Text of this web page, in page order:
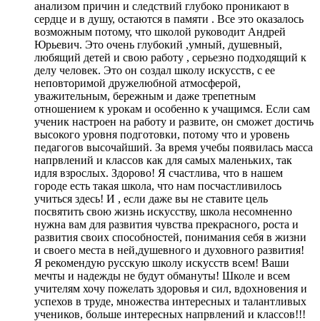
анализом причин и следствий глубоко проникают в
сердце и в душу, остаются в памяти . Все это оказалось
возможным потому, что школой руководит Андрей
Юрьевич. Это очень глубокий ,умный, душевный,
любящий детей и свою работу , серьезно подходящий к
делу человек. Это он создал школу искусств, с ее
неповторимой дружелюбной атмосферой,
уважительным, бережным и даже трепетным
отношением к урокам и особенно к учащимся. Если сам
ученик настроен на работу и развите, он сможет достичь
высокого уровня подготовки, потому что и уровень
педагогов высочайший. За время учебы появилась масса
напрвлений и классов как для самых маленьких, так
идля взрослых. Здорово! Я счастлива, что в нашем
городе есть такая школа, что нам посчастливилось
учиться здесь! И , если даже вы не ставите цель
посвятить свою жизнь искусству, школа несомненно
нужна вам для развития чувства прекрасного, роста и
развития своих способностей, понимания себя в жизни
и своего места в ней,душевного и духовного развития!
Я рекомендую русскую школу искусств всем! Ваши
мечты и надежды не будут обмануты! Школе и всем
учителям хочу пожелать здоровья и сил, вдохновения и
успехов в труде, множества интересных и талантливых
учеников, больше интересных напрвлений и классов!!!